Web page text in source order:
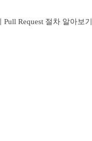
Pull Request 절차 알아보기